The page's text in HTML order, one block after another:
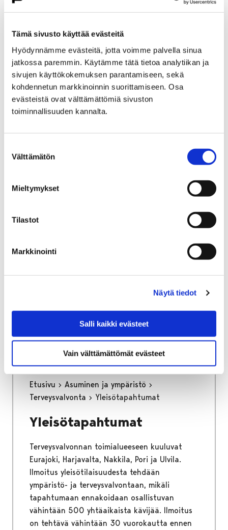
Tämä sivusto käyttää evästeitä
Hyödynnämme evästeitä, jotta voimme palvella sinua
jatkossa paremmin. Käytämme tätä tietoa analytiikan ja
sivujen käyttökokemuksen parantamiseen, sekä
kohdennetun markkinoinnin suorittamiseen. Osa
evästeistä ovat välttämättömiä sivuston
toiminnallisuuden kannalta.
valinta
Välttämätön
Mieltymykset
Tilastot
Markkinointi
Näytä tiedot
Salli kaikki evästeet
Vain välttämättömät evästeet
Etusivu Kasvatus ja koulutus
Lukio
Päättyneet hankkeet
Priima
Priima-päivä 25.8. Porissa
Priima-päivä 25.8. Porissa
Kaupunkikehitys
Liikenneverkkosuunnittelu
Porin keskustan liikenneverkkosuunnitelma on
Työssä määritetään kaikkien liikennemuotojen
aikajänteen ohjenuorana katujen
liikenneverkkosuunnitelman loppuraportin
Etusivu
Asuminen ja ympäristö
Terveysvalvonta
Yleisötapahtumat
Yleisötapahtumat
Terveysvalvonnan toimialueeseen kuuluvat
Eurajoki, Harjavalta, Nakkila, Pori ja Ulvila.
Ilmoitus yleisötilaisuudesta tehdään
ympäristö- ja terveysvalvontaan, mikäli
tapahtumaan ennakoidaan osallistuvan
vähintään 500 yhtäaikaista kävijää. Ilmoitus
on tehtävä vähintään 30 vuorokautta ennen